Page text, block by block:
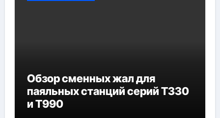
Обзор сменных жал для
паяльных станций серий T330
и T990